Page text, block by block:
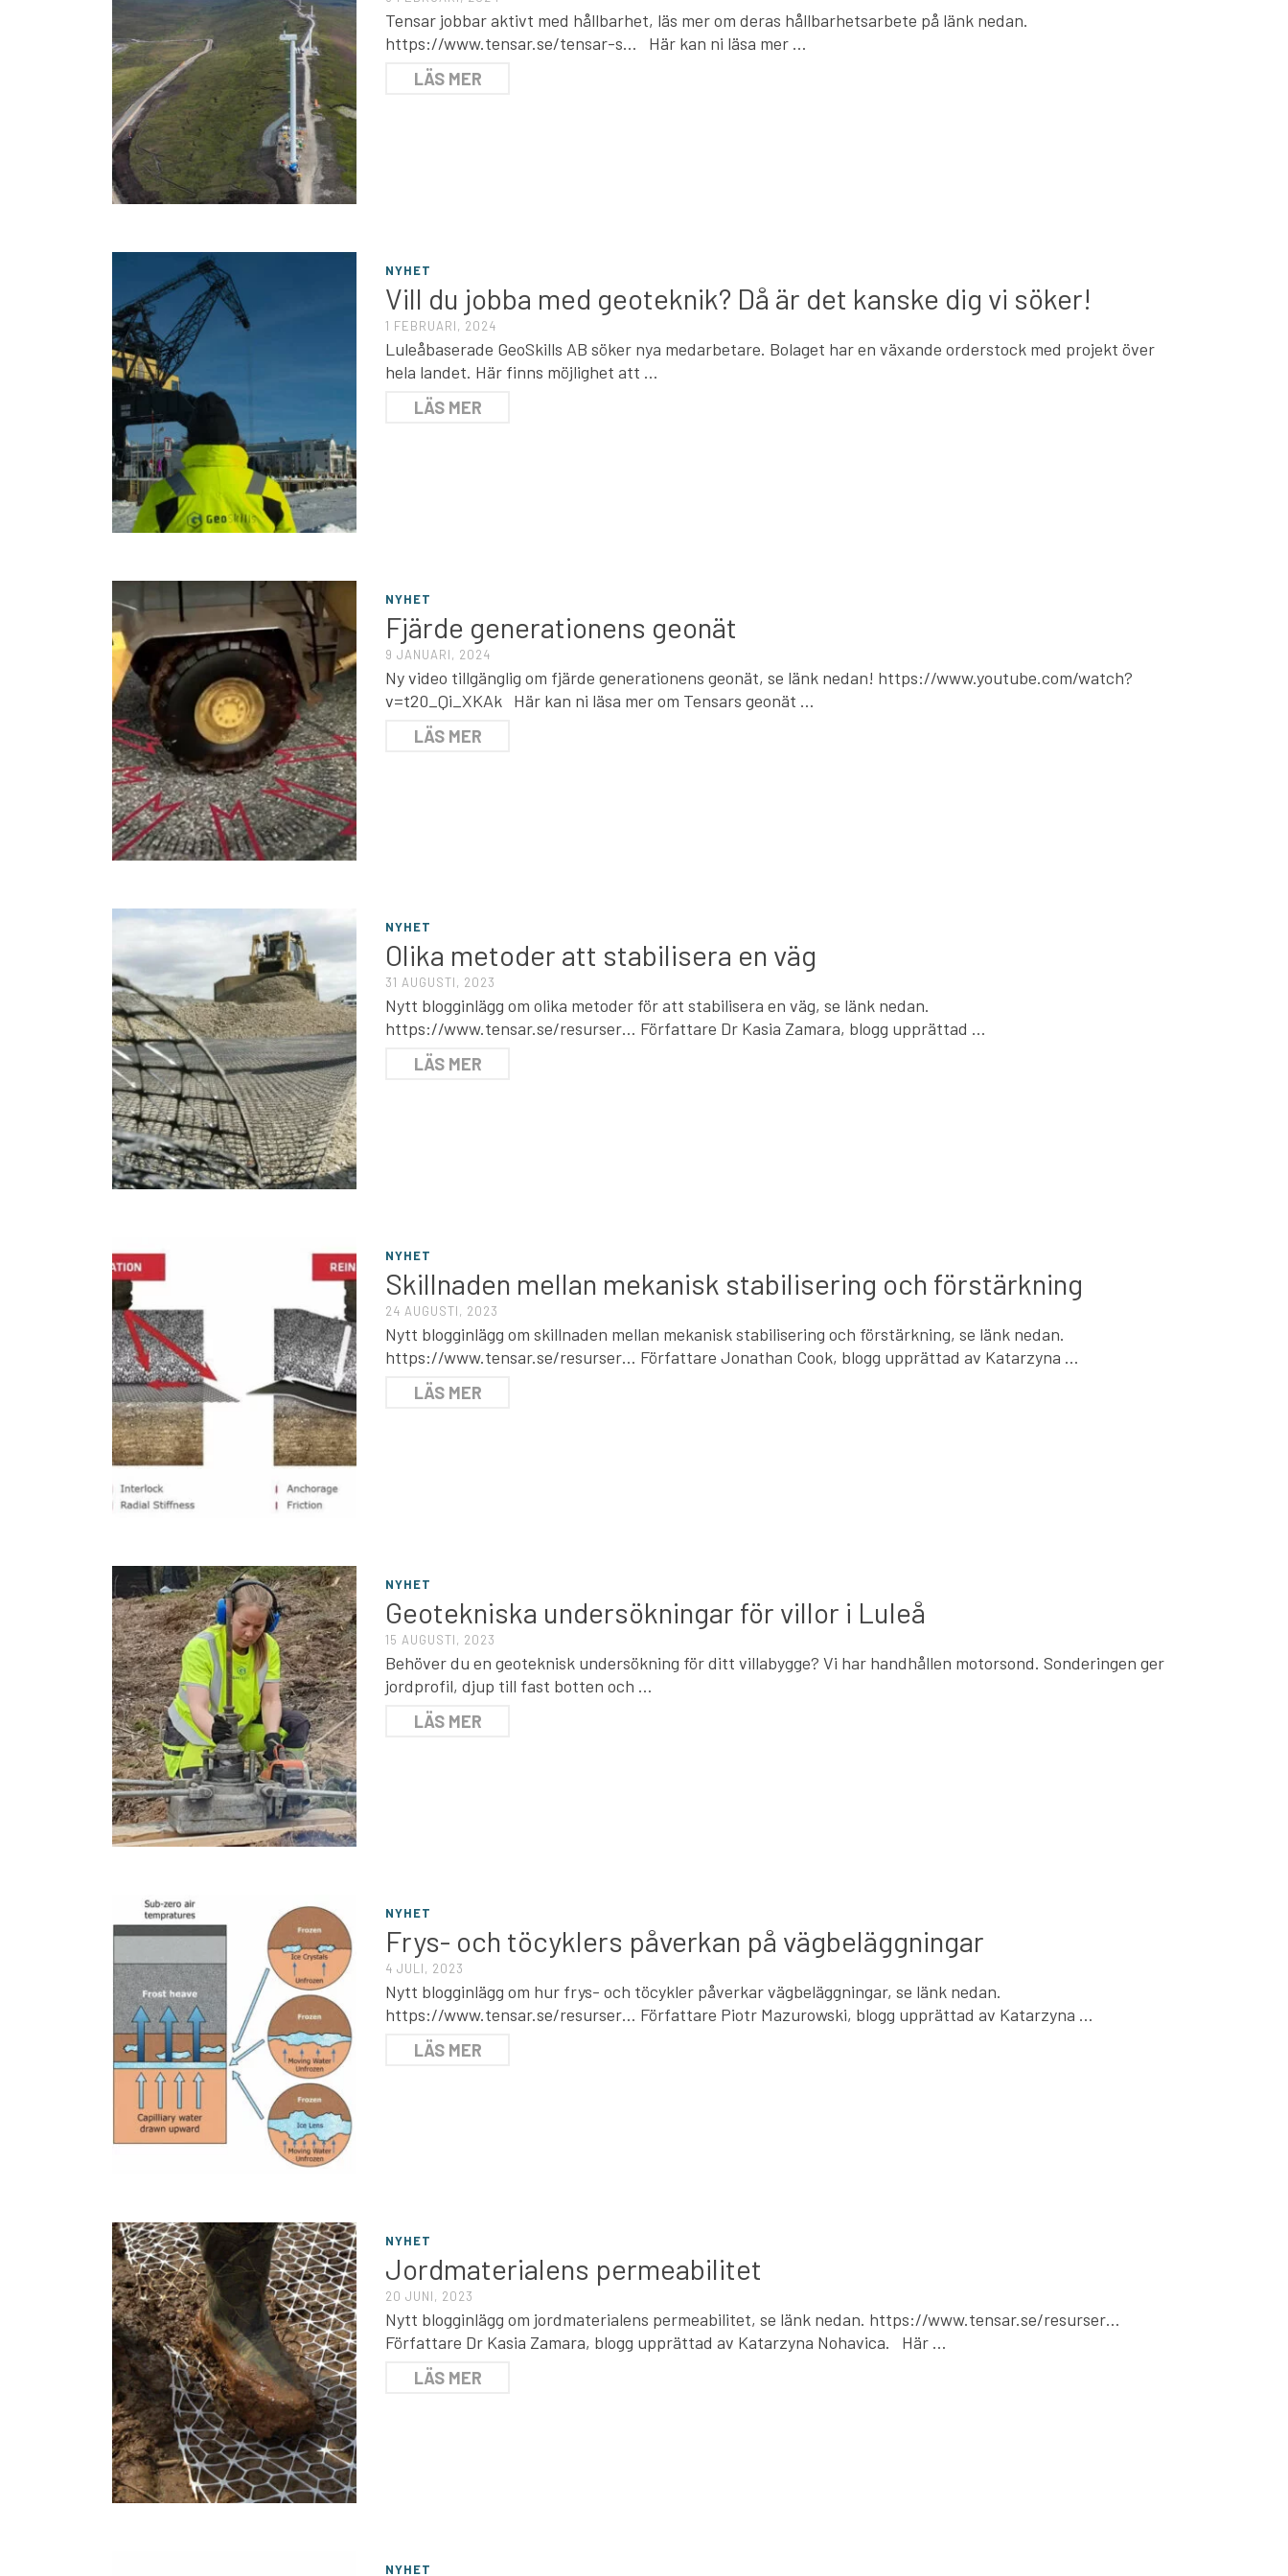
Tensar jobbar aktivt med hållbarhet, läs mer om deras hållbarhetsarbete på länk nedan.
https://www.tensar.se/tensar-s… Här kan ni läsa mer …
LÄS MER
NYHET
Vill du jobba med geoteknik? Då är det kanske dig vi söker!
1 FEBRUARI, 2024
Luleåbaserade GeoSkills AB söker nya medarbetare. Bolaget har en växande orderstock med projekt över
hela landet. Här finns möjlighet att …
LÄS MER
NYHET
Fjärde generationens geonät
9 JANUARI, 2024
Ny video tillgänglig om fjärde generationens geonät, se länk nedan! https://www.youtube.com/watch?
v=t20_Qi_XKAk Här kan ni läsa mer om Tensars geonät …
LÄS MER
NYHET
Olika metoder att stabilisera en väg
31 AUGUSTI, 2023
Nytt blogginlägg om olika metoder för att stabilisera en väg, se länk nedan.
https://www.tensar.se/resurser… Författare Dr Kasia Zamara, blogg upprättad …
LÄS MER
NYHET
Skillnaden mellan mekanisk stabilisering och förstärkning
24 AUGUSTI, 2023
Nytt blogginlägg om skillnaden mellan mekanisk stabilisering och förstärkning, se länk nedan.
https://www.tensar.se/resurser… Författare Jonathan Cook, blogg upprättad av Katarzyna …
LÄS MER
NYHET
Geotekniska undersökningar för villor i Luleå
15 AUGUSTI, 2023
Behöver du en geoteknisk undersökning för ditt villabygge? Vi har handhållen motorsond. Sonderingen ger
jordprofil, djup till fast botten och …
LÄS MER
NYHET
Frys- och töcyklers påverkan på vägbeläggningar
4 JULI, 2023
Nytt blogginlägg om hur frys- och töcykler påverkar vägbeläggningar, se länk nedan.
https://www.tensar.se/resurser… Författare Piotr Mazurowski, blogg upprättad av Katarzyna …
LÄS MER
NYHET
Jordmaterialens permeabilitet
20 JUNI, 2023
Nytt blogginlägg om jordmaterialens permeabilitet, se länk nedan. https://www.tensar.se/resurser…
Författare Dr Kasia Zamara, blogg upprättad av Katarzyna Nohavica. Här …
LÄS MER
NYHET